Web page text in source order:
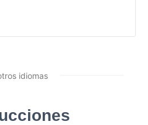
idiomas